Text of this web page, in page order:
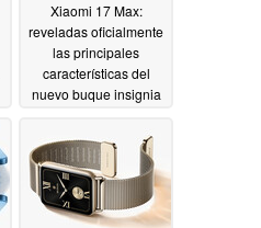
Xiaomi 17 Max:
reveladas oficialmente
las principales
características del
nuevo buque insignia